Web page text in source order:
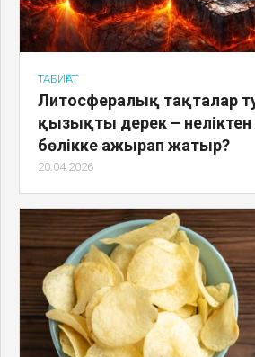
ТАБИҒАТ
Литосфералық тақталар
қызықты дерек – неліктен
бөлікке ажырап жатыр?
20.04.2026